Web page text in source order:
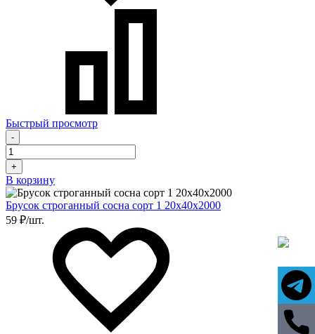
Быстрый просмотр
-
+
В корзину
Брусок строганный сосна сорт 1 20х40х2000
59 ₽/шт.